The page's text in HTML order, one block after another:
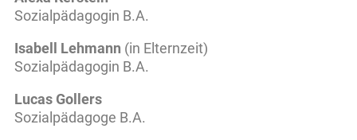
Sozialpädagogin B.A.
Isabell Lehmann (in Elternzeit)
Sozialpädagogin B.A.
Lucas Gollers
Sozialpädagoge B.A.